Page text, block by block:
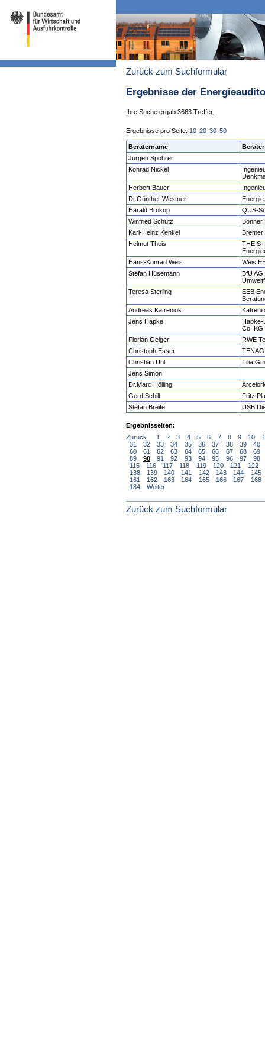
Zurück zum Suchformular
Ergebnisse der
Ihre Suche ergab 3663 Treffer.
Ergebnisse pro Seite: 10 20 30 50
Beratername
Jürgen Spohrer
Konrad Nickel
Herbert Bauer
Dr.Günther Westner
Harald Brokop
QUS-
Winfried Schütz
Bonner
Karl-Heinz Kenkel
Helmut Theis
THEIS
Hans-Konrad Weis
Weis
Stefan Hüsemann
BfU
Teresa Sterling
EEB
Andreas Katreniok
Jens Hapke
Co. KG
Florian Geiger
RWE
Christoph Esser
Christian Uhl
Tilia
Jens Simon
Dr.Marc Hölling
Gerd Schill
Fritz
Stefan Breite
USB
Ergebnisseiten:
Zurück
1 2 3 4 5 6 7 8 9 10
31
32 33 34 35 36 37 38 39
40
60
61 62 63 64 65 66 67 68
69
89
90 91 92 93 94 95 96 97
98
115
116 117 118 119 120 121 122
138
139 140 141 142 143 144
145
161
162 163 164 165 166 167
168
184
Weiter
Zurück zum Suchformular